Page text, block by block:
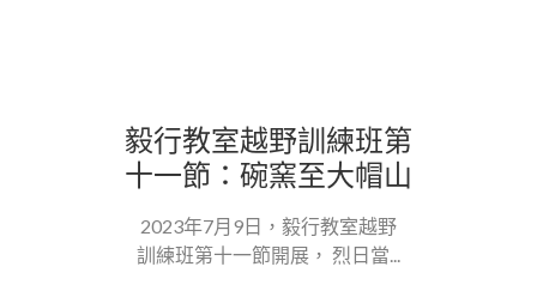
毅行教室越野訓練班第
十一節：碗窯至大帽山
2023年7月9日，毅行教室越野
訓練班第十一節開展， 烈日當...